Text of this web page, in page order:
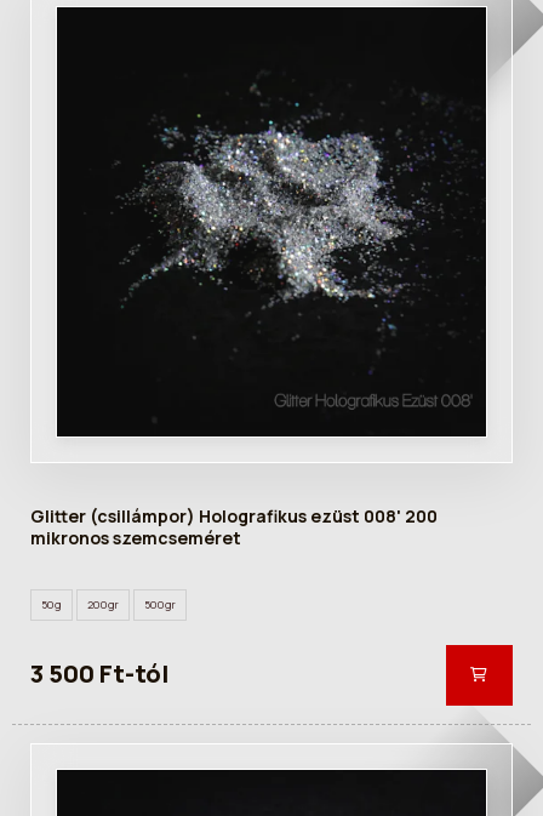
Glitter (csillámpor) Holografikus ezüst 008' 200
mikronos szemcseméret
50g 200gr 500gr
3 500 Ft-tól